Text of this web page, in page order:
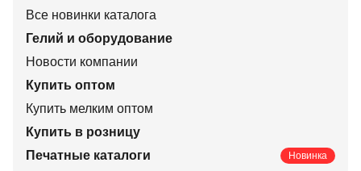
Все новинки каталога
Гелий и оборудование
Новости компании
Купить оптом
Купить мелким оптом
Купить в розницу
Печатные каталоги
Новинка